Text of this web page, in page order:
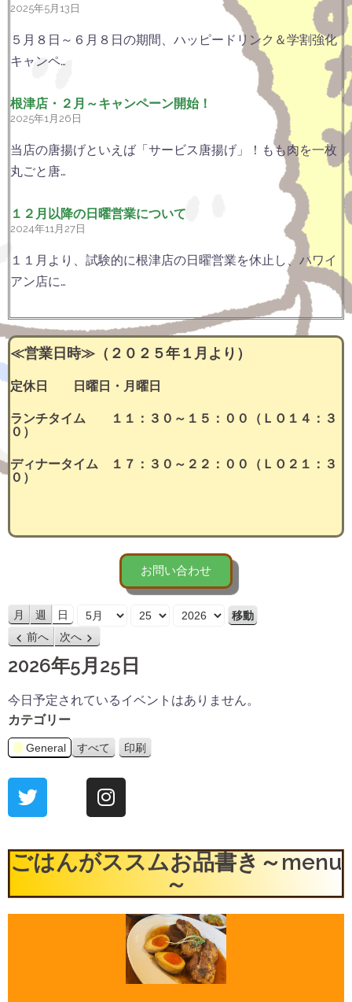
2025年5月13日
５月８日～６月８日の期間、ハッピードリンク＆学割強化
キャンペ…
根津店・２月～キャンペーン開始！
2025年1月26日
当店の唐揚げといえば「サービス唐揚げ」！もも肉を一枚
丸ごと唐…
１２月以降の日曜営業について
2024年11月27日
１１月より、試験的に根津店の日曜営業を休止し、ハワイ
アン店に…
≪営業日時≫（２０２５年１月より）
定休日 日曜日・月曜日
ランチタイム １１：３０～１５：００（ＬＯ１４：３
０）
ディナータイム １７：３０～２２：００（ＬＯ２１：３
０）
お問い合わせ
月 週 日 月 日 年
前へ 次へ
2026年5月25日
今日予定されているイベントはありません。
カテゴリー
General すべて 印刷
ごはんがススムお品書き～menu
～